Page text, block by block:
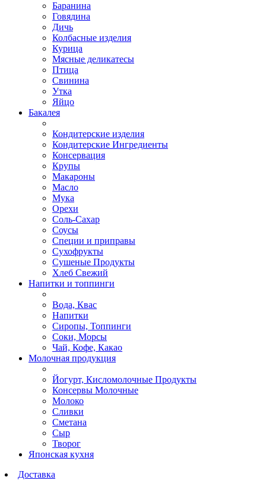
Баранина
Говядина
Дичь
Колбасные изделия
Курица
Мясные деликатесы
Птица
Свинина
Утка
Яйцо
Бакалея
Кондитерские изделия
Кондитерские Ингредиенты
Консервация
Крупы
Макароны
Масло
Мука
Орехи
Соль-Сахар
Соусы
Специи и приправы
Сухофрукты
Сушеные Продукты
Хлеб Свежий
Напитки и топпинги
Вода, Квас
Напитки
Сиропы, Топпинги
Соки, Морсы
Чай, Кофе, Какао
Молочная продукция
Йогурт, Кисломолочные Продукты
Консервы Молочные
Молоко
Сливки
Сметана
Сыр
Творог
Японская кухня
Доставка